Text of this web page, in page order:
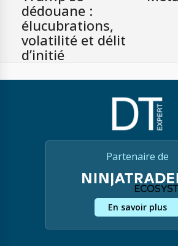
dédouane :
élucubrations,
volatilité et délit
d’initié
Partenaire de
En savoir plus